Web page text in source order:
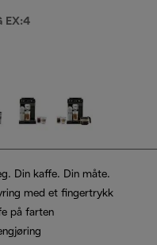
EX:4
Din kaffe. Din måte.
med et fingertrykk
på farten